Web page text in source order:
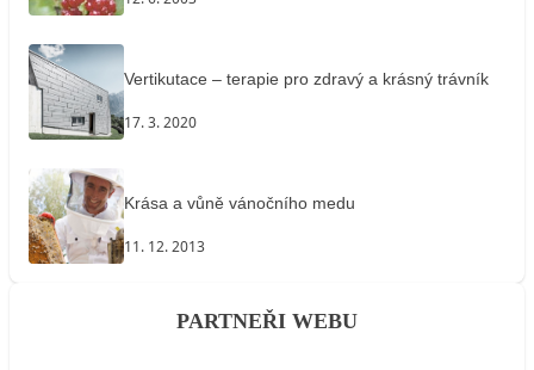
Vertikutace – terapie pro zdravý a krásný trávník
17. 3. 2020
Krása a vůně vánočního medu
11. 12. 2013
PARTNEŘI WEBU